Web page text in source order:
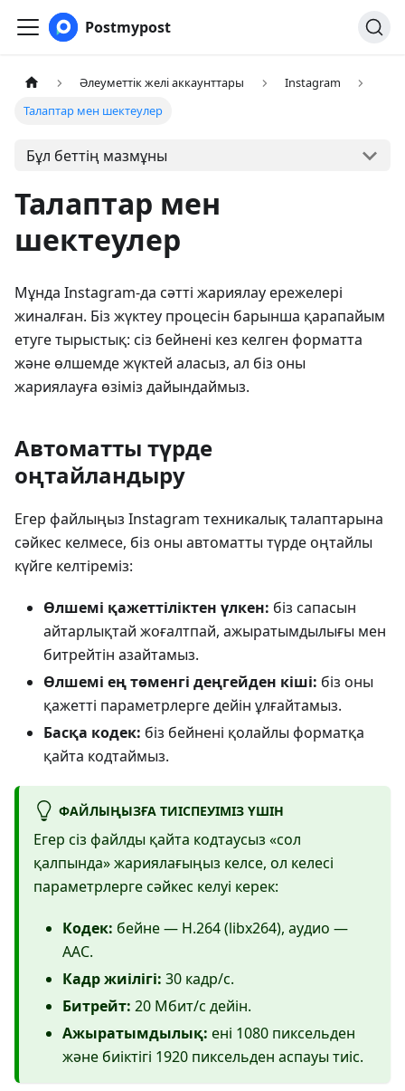
Postmypost
Әлеуметтік желі аккаунттары
Instagram
Талаптар мен шектеулер
Бұл беттің мазмұны
Талаптар мен
шектеулер
Мұнда Instagram-да сәтті жариялау ережелері
жиналған. Біз жүктеу процесін барынша қарапайым
етуге тырыстық: сіз бейнені кез келген форматта
және өлшемде жүктей аласыз, ал біз оны
жариялауға өзіміз дайындаймыз.
Автоматты түрде
оңтайландыру
Егер файлыңыз Instagram техникалық талаптарына
сәйкес келмесе, біз оны автоматты түрде оңтайлы
күйге келтіреміз:
Өлшемі қажеттіліктен үлкен: біз сапасын
айтарлықтай жоғалтпай, ажыратымдылығы мен
битрейтін азайтамыз.
Өлшемі ең төменгі деңгейден кіші: біз оны
қажетті параметрлерге дейін ұлғайтамыз.
Басқа кодек: біз бейнені қолайлы форматқа
қайта кодтаймыз.
ФАЙЛЫҢЫЗҒА ТИІСПЕУІМІЗ ҮШІН
Егер сіз файлды қайта кодтаусыз «сол
қалпында» жариялағыңыз келсе, ол келесі
параметрлерге сәйкес келуі керек:
Кодек: бейне — H.264 (libx264), аудио —
AAC.
Кадр жиілігі: 30 кадр/с.
Битрейт: 20 Мбит/с дейін.
Ажыратымдылық: ені 1080 пиксельден
және биіктігі 1920 пиксельден аспауы тиіс.